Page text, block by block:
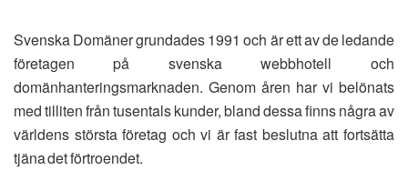
Svenska Domäner grundades 1991 och är ett av de ledande
företagen på svenska webbhotell och
domänhanteringsmarknaden. Genom åren har vi belönats
med tilliten från tusentals kunder, bland dessa finns några av
världens största företag och vi är fast beslutna att fortsätta
tjäna det förtroendet.